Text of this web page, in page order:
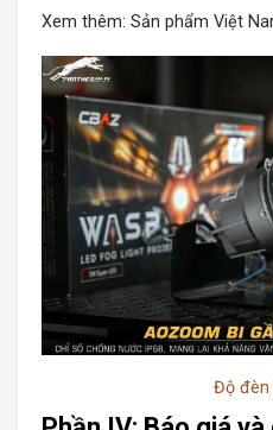
Xem thêm: Sản phẩm Việt
Độ đèn